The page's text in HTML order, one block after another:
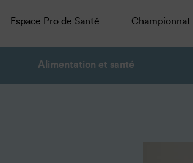
Espace Pro de Santé Championnat
Alimentation et santé